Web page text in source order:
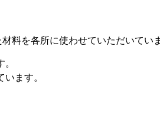
料を各所に使わせていただいていま
ます。